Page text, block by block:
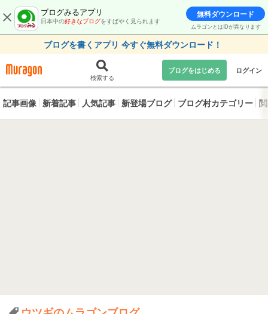
ブログみるアプリ
日本中の好きなブログをすばやく見られます
無料ダウンロード
ムラゴンとはIDが異なります
ブログを書くアプリ 今すぐ無料ダウンロード！
検索する
ブログをはじめる ログイン
記事画像 新着記事 人気記事 新登場ブログ ブログ村カテゴリー